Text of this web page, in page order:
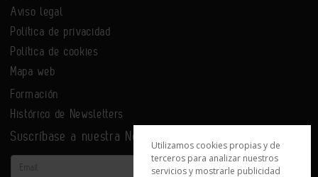
Aviso legal
Política de privacidad
Política de cookies
Mapa web
Formación
Histórico de Newsletters
Suscríbase a nuestra Newsletter
Email
Utilizamos cookies propias y de
terceros para analizar nuestros
servicios y mostrarle publicidad